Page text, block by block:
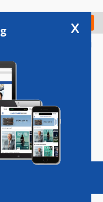
Check in
Vacatures
x